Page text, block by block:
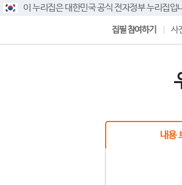
이 누리집은 대한민국 공식 전자정부 누리집입
집필 참여하기 사
내용